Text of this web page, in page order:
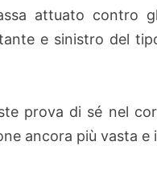
attuato contro
e sinistro del
prova di sé nel
ancora più vasta e